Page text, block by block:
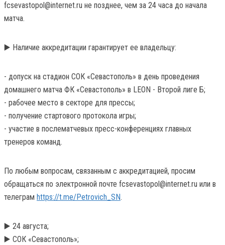
fcsevastopol@internet.ru не позднее, чем за 24 часа до начала
матча.
▶️ Наличие аккредитации гарантирует ее владельцу:
- допуск на стадион СОК «Севастополь» в день проведения
домашнего матча ФК «Севастополь» в LEON - Второй лиге Б;
- рабочее место в секторе для прессы;
- получение стартового протокола игры;
- участие в послематчевых пресс-конференциях главных
тренеров команд.
По любым вопросам, связанным с аккредитацией, просим
обращаться по электронной почте fcsevastopol@internet.ru или в
телеграм https://t.me/Petrovich_SN.
▶️ 24 августа;
▶️ СОК «Севастополь»;